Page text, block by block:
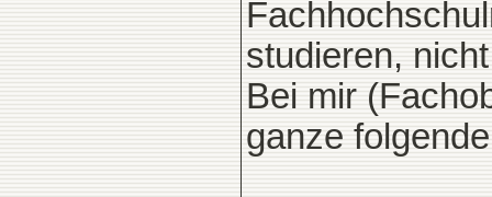
studieren,
Bei mir
ganze